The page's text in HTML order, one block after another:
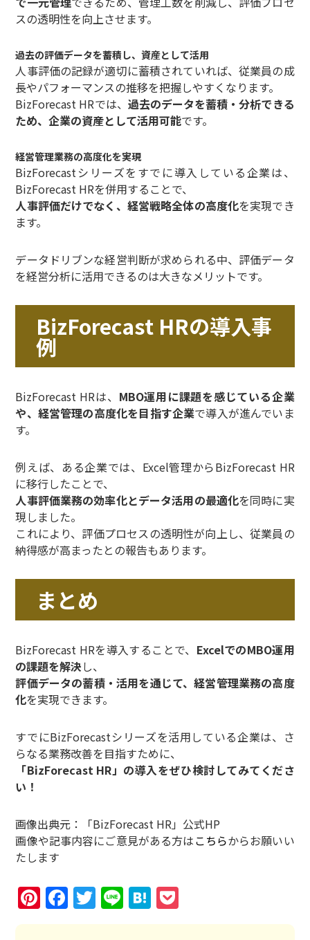
スの透明性を向上させます。
過去の評価データを蓄積し、資産として活用
人事評価の記録が適切に蓄積されていれば、従業員の成
長やパフォーマンスの推移を把握しやすくなります。
BizForecast HRでは、 過去のデータを蓄積・分析できる
ため、企業の資産として活用可能です。
経営管理業務の高度化を実現
BizForecastシリーズをすでに導入している企業は、
BizForecast HRを併用することで、
人事評価だけでなく、経営戦略全体の高度化を実現でき
ます。
データドリブンな経営判断が求められる中、評価データ
を経営分析に活用できるのは大きなメリットです。
BizForecast HRの導入事
例
BizForecast HRは、 MBO運用に課題を感じている企業
や、経営管理の高度化を目指す企業で導入が進んでいま
す。
例えば、ある企業では、Excel管理からBizForecast HR
に移行したことで、
人事評価業務の効率化とデータ活用の最適化を同時に実
現しました。
これにより、評価プロセスの透明性が向上し、従業員の
納得感が高まったとの報告もあります。
まとめ
BizForecast HRを導入することで、 ExcelでのMBO運用
の課題を解決し、
評価データの蓄積・活用を通じて、経営管理業務の高度
化を実現できます。
すでにBizForecastシリーズを活用している企業は、さ
らなる業務改善を目指すために、
「BizForecast HR」の導入をぜひ検討してみてくださ
い！
画像出典元：「BizForecast HR」公式HP
画像や記事内容にご意見がある方はこちらからお願いい
たします
Pinterest
Facebook
Twitter
LineHatena